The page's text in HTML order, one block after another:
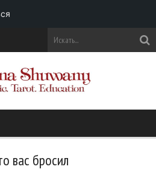
вас бросил